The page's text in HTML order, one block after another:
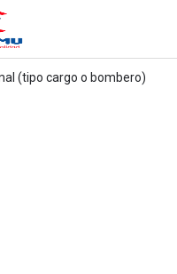
(tipo cargo o bombero)